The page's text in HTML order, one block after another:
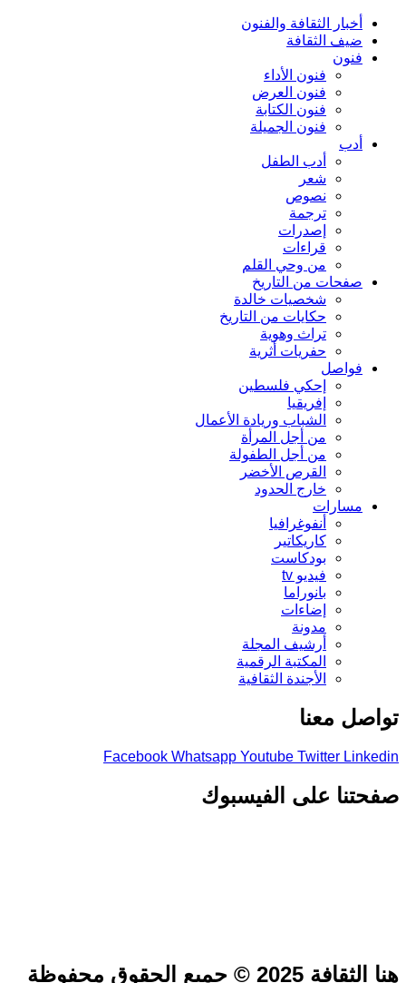
أخبار الثقافة والفنون
ضيف الثقافة
فنون
فنون الأداء
فنون العرض
فنون الكتابة
فنون الجميلة
أدب
أدب الطفل
شعر
نصوص
ترجمة
إصدرات
قراءات
من وحي القلم
صفحات من التاريخ
شخصيات خالدة
حكايات من التاريخ
تراث وهوية
حفريات أثرية
فواصل
إحكي فلسطين
إفريقيا
الشباب وريادة الأعمال
من أجل المرأة
من أجل الطفولة
القرص الأخضر
خارج الحدود
مسارات
أنفوغرافيا
كاريكاتير
بودكاست
فيديو tv
بانوراما
إضاءات
مدونة
أرشيف المجلة
المكتبة الرقمية
الأجندة الثقافية
تواصل معنا
Facebook Whatsapp Youtube Twitter Linkedin
صفحتنا على الفيسبوك
هنا الثقافة 2025 © جميع الحقوق محفوظة